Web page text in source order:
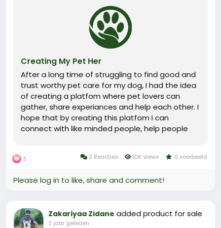
Creating My Pet Her
After a long time of struggling to find good and
trust worthy pet care for my dog, I had the idea
of creating a platfom where pet lovers can
gather, share experiances and help each other. I
hope that by creating this platfom I can
connect with like minded people, help people
3 2 Reacties 10K Views 0 voorbeeld
Please log in to like, share and comment!
Zakariyaa Zidane added product for sale
2 jaar geleden